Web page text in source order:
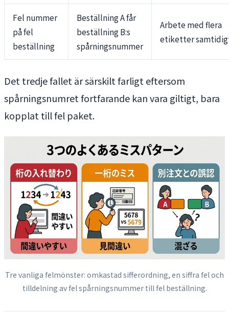
Fel nummer
på fel
beställning
Beställning A får
beställning B:s
spårningsnummer
Arbete med flera
etiketter
Det tredje fallet är särskilt farligt eftersom
spårningsnumret fortfarande kan vara giltigt, bara
kopplat till fel paket.
Tre vanliga felmönster: omkastad sifferordning, en siffra fel och
tilldelning av fel spårningsnummer till fel beställning.